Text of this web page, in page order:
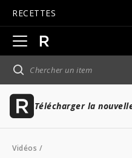
RECETTES
Ouvrir
la
navigation
principale
Télécharger la
Vidéos /